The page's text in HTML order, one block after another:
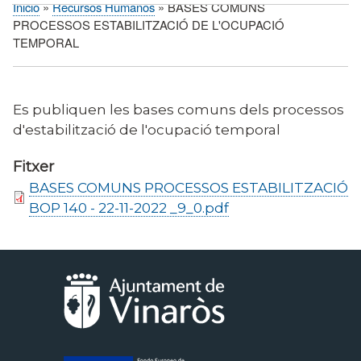
Sobrescribir
enlaces
de
a
la
Inicio Recursos Humanos BASES COMUNS
PROCESSOS ESTABILITZACIÓ DE L'OCUPACIÓ
TEMPORAL
Es publiquen les bases comuns dels processos
d'estabilització de l'ocupació temporal
Fitxer
BASES COMUNS PROCESSOS ESTABILITZACIÓ
BOP 140 - 22-11-2022 _9_0.pdf